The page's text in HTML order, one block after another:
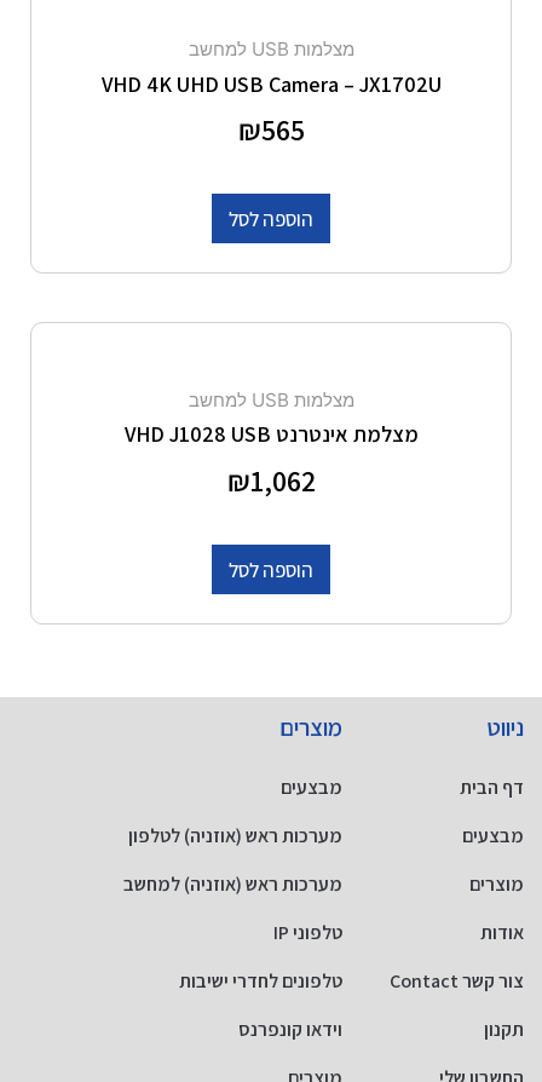
מצלמות USB למחשב
VHD 4K UHD USB Camera – JX1702U
₪565
הוספה לסל
מצלמות USB למחשב
מצלמת אינטרנט VHD J1028 USB
₪1,062
הוספה לסל
ניווט
דף הבית
מבצעים
מוצרים
אודות
צור קשר Contact
תקנון
מוצרים
מבצעים
מערכות ראש (אוזניה) לטלפון
מערכות ראש (אוזניה) למחשב
טלפוני IP
טלפונים לחדרי ישיבות
וידאו קונפרנס